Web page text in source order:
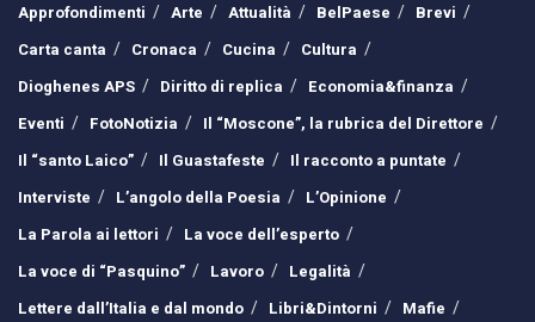
Approfondimenti
Arte Attualità BelPaese
Brevi
Carta canta
Cronaca Cucina
Cultura
Dioghenes APS
Diritto di replica
Economia&finanza
Eventi
FotoNotizia
Il “Moscone”, la rubrica del Direttore
Il “santo Laico”
Il Guastafeste
Il racconto a puntate
Interviste
L’angolo della Poesia
L’Opinione
La Parola ai lettori
La voce dell’esperto
La voce di “Pasquino”
Lavoro
Legalità
Lettere dall’Italia e dal mondo
Libri&Dintorni
Mafie